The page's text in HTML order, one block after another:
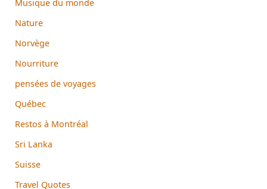
Musique du monde
Nature
Norvège
Nourriture
pensées de voyages
Québec
Restos à Montréal
Sri Lanka
Suisse
Travel Quotes